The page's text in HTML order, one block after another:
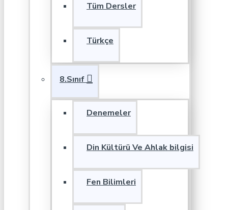
Tüm Dersler
Türkçe
8.Sınıf
Denemeler
Din Kültürü Ve Ahlak bilgisi
Fen Bilimleri